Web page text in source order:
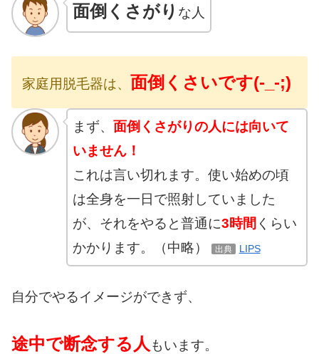
面倒くさがり な人
家庭用脱毛器は、 面倒くさいです(-_-;)
まず、 面倒くさがりの人には向いて
いません！
これは言い切れます。使い始めの頃
は全身を一日で照射していました
が、それをやると普通に3時間 くらい
かかります。（中略）
出典 LIPS
自分でやるイメージができず、
途中で断念する人 もいます。